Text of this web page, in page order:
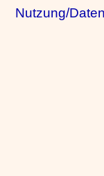
Nutzung/